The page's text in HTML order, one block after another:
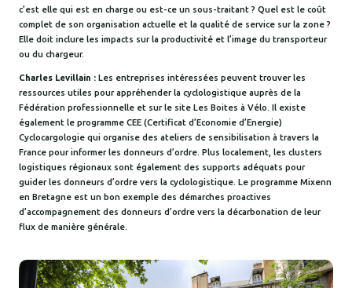
c’est elle qui est en charge ou est-ce un sous-traitant ? Quel est le coût
complet de son organisation actuelle et la qualité de service sur la zone ?
Elle doit inclure les impacts sur la productivité et l’image du transporteur
ou du chargeur.
Charles Levillain : Les entreprises intéressées peuvent trouver les
ressources utiles pour appréhender la cyclologistique auprès de la
Fédération professionnelle et sur le site Les Boites à Vélo. Il existe
également le programme CEE (Certificat d’Economie d’Energie)
Cyclocargologie qui organise des ateliers de sensibilisation à travers la
France pour informer les donneurs d’ordre. Plus localement, les clusters
logistiques régionaux sont également des supports adéquats pour
guider les donneurs d’ordre vers la cyclologistique. Le programme Mixenn
en Bretagne est un bon exemple des démarches proactives
d’accompagnement des donneurs d’ordre vers la décarbonation de leur
flux de manière générale.